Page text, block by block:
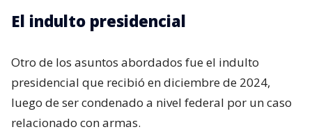
El indulto presidencial
Otro de los asuntos abordados fue el indulto
presidencial que recibió en diciembre de 2024,
luego de ser condenado a nivel federal por un caso
relacionado con armas.